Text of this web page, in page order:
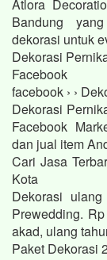
Atlora
Bandung
dekorasi untuk
Dekorasi
Facebook
facebook › ›
Dekorasi
Facebook
dan jual item
Cari Jasa
Kota
Dekorasi
Prewedding.
akad, ulang
Paket Dekorasi